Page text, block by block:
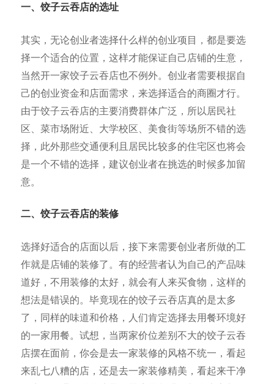
一、饺子云吞店的选址
其实，无论创业者选择什么样的创业项目，都是要选
择一个适合的位置，这样才能保证自己店铺的生意，
当然开一家饺子云吞店也不例外。创业者需要根据自
己的创业资金和店面需求，来选择适合的商圈才行。
由于饺子云吞店的主要消费群体广泛，所以居民社
区、菜市场附近、大学校区、美食街等场所不错的选
择，此外那些交通便利且居民比较多的住宅区也将会
是一个不错的选择，建议创业者在挑选的时候多加留
意。
二、饺子云吞店的装修
选择好适合的店面以后，接下来需要创业者所做的工
作就是店铺的装修了。有的经营者认为自己的产品味
道好，不用装修的太好，就会有人来买食物，这样的
想法是错误的。毕竟现在的饺子云吞店真的是太多
了，同样的味道和价格，人们肯定选择去用餐环境好
的一家用餐。试想，当两家价位差别不大的饺子云吞
店摆在面前，你会是去一家装修的风格不统一，看起
来乱七八糟的店，还是去一家装修精美，看起来干净